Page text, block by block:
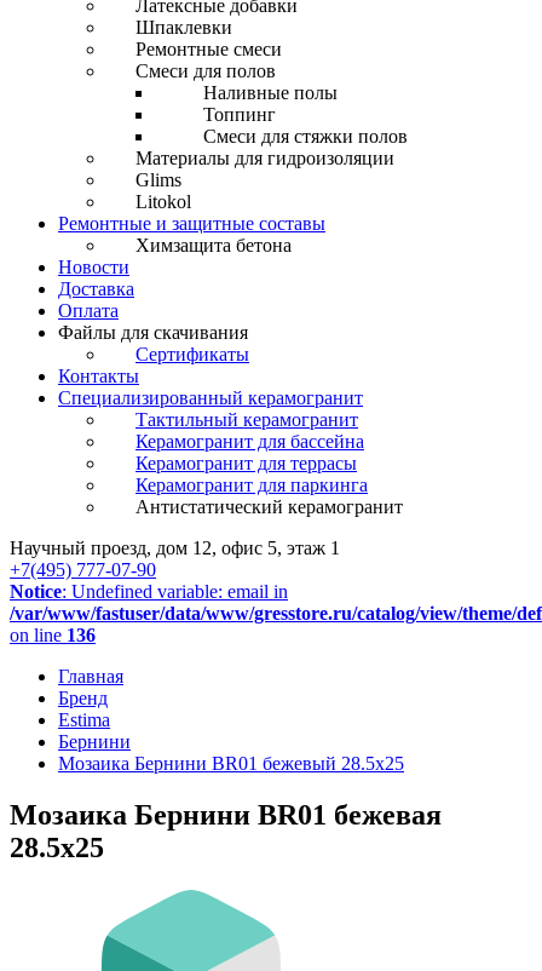
Латексные добавки
Шпаклевки
Ремонтные смеси
Смеси для полов
Наливные полы
Топпинг
Смеси для стяжки полов
Материалы для гидроизоляции
Glims
Litokol
Ремонтные и защитные составы
Химзащита бетона
Новости
Доставка
Оплата
Файлы для скачивания
Сертификаты
Контакты
Специализированный керамогранит
Тактильный керамогранит
Керамогранит для бассейна
Керамогранит для террасы
Керамогранит для паркинга
Антистатический керамогранит
Научный проезд, дом 12, офис 5, этаж 1
+7(495) 777-07-90
Notice: Undefined variable: email in
/var/www/fastuser/data/www/gresstore.ru/catalog/view/theme/
on line 136
Главная
Бренд
Estima
Бернини
Мозаика Бернини BR01 бежевый 28.5x25
Мозаика Бернини BR01 бежевая
28.5x25